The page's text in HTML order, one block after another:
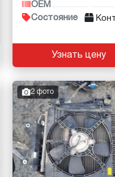
OEM
Состояние
Узнать цену
2 фото